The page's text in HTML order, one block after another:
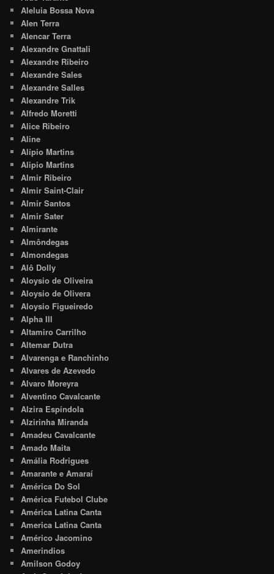
Aleluia Bossa Nova
Alen Terra
Alencar Terra
Alexandre Gnattali
Alexandre Ribeiro
Alexandre Sales
Alexandre Salles
Alexandre Trik
Alfredo Moretti
Alice Ribeiro
Aline
Alípio Martins
Alipio Martins
Almir Ribeiro
Almir Saint-Clair
Almir Santos
Almir Sater
Almirante
Almôndegas
Almondegas
Alô Dolly
Aloysio de Oliveira
Aloysio de Olivera
Aloysio Figueiredo
Alpha III
Altamiro Carrilho
Altemar Dutra
Alvarenga e Ranchinho
Alvares de Azevedo
Alvaro Moreyra
Alventino Cavalcante
Alzira Espíndola
Alzirinha Miranda
Amadeu Cavalcante
Amado Maita
Amália Rodrigues
Amarante e Amaraí
América Do Sol
América Futebol Clube
América Latina Canta
America Latina Canta
Américo Jacomino
Amerindios
Amilson Godoy